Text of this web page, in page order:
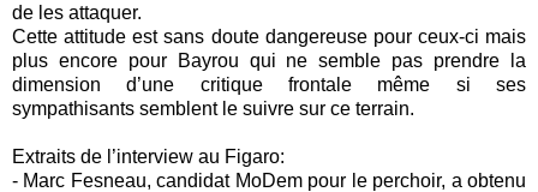
de les attaquer.
Cette attitude est sans doute dangereuse pour ceux-ci mais
plus encore pour Bayrou qui ne semble pas prendre la
dimension d’une critique frontale même si ses
sympathisants semblent le suivre sur ce terrain.
Extraits de l’interview au Figaro:
- Marc Fesneau, candidat MoDem pour le perchoir, a obtenu